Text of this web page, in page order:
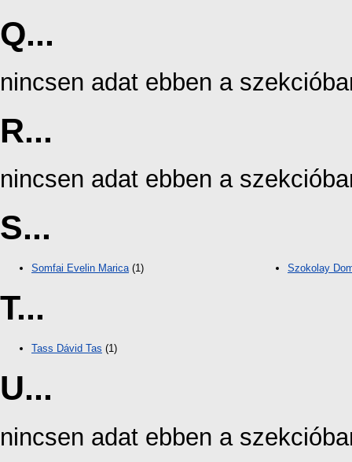
Q...
nincsen adat ebben a
R...
nincsen adat ebben a
S...
Somfai Evelin Marica(1) Szokolay
T...
Tass Dávid Tas (1)
U...
nincsen adat ebben a